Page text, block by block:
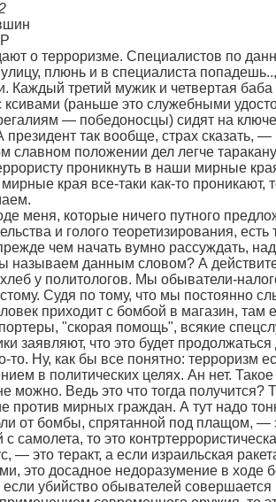
о терроризме. Специалистов по
плюнь и в специалиста
Каждый третий мужик и четвертая баба
(раньше это служебными
— победоносцы) сидят на
президент так вообще, страх сказать,
славном положении дел легче
проникнуть в наши мирные
края все-таки как-то проникают,
меня, которые ничего путного
и голого теоретизирования,
чем начать вумно рассуждать,
называем данным словом? А
у политологов. Мы обыватели-
Судя по тому, что мы постоянно
приходит с бомбой в магазин, там
"скорая помощь", всякие
заявляют, что это будет продолжаться
то. Ну, как бы все понятно: терроризм
в политических целях. Ан нет.
можно. Ведь это что тогда получится?
против мирных граждан. А тут надо
от бомбы, спрятанной под плащом, —
самолета, то это
— это теракт, а если израильская
это досадное недоразумение в ходе
если убийство обывателей